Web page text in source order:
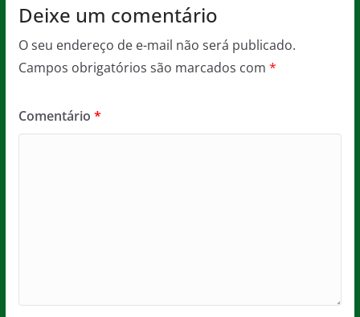
Deixe um comentário
O seu endereço de e-mail não será publicado.
Campos obrigatórios são marcados com *
Comentário *